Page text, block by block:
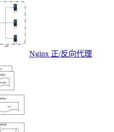
Nginx 正/反向代理